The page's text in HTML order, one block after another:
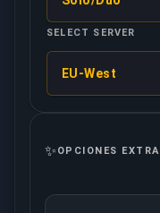
SELECT SERVER
EU-West
✨ OPCIONES EXTRA